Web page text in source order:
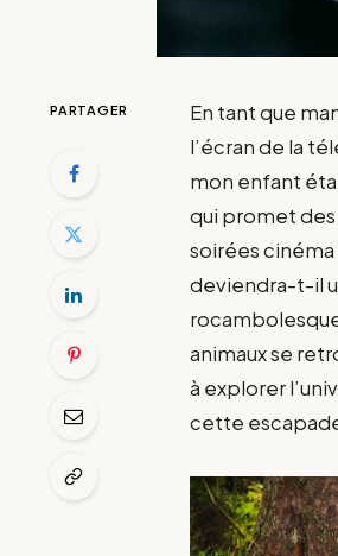
PARTAGER
En tant que
l’écran de la
mon enfant
qui promet des
soirées cinéma
deviendra-t-il
animaux se
à explorer
cette